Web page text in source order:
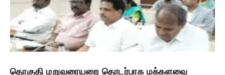
தொகுதி மறுவரையறை தொடர்பாக மக்களவை